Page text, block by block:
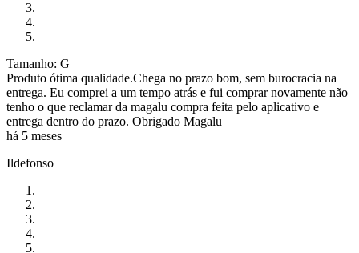
Tamanho: G
Produto ótima qualidade.Chega no prazo bom, sem burocracia na
entrega. Eu comprei a um tempo atrás e fui comprar novamente não
tenho o que reclamar da magalu compra feita pelo aplicativo e
entrega dentro do prazo. Obrigado Magalu
há 5 meses
Ildefonso